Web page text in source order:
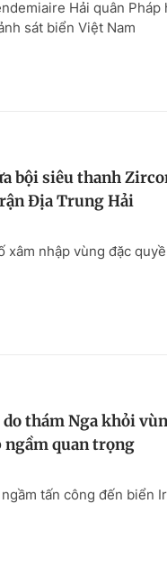
Hải quân Pháp
sát biển Việt Nam
bội siêu thanh
Địa Trung Hải
xâm nhập vùng đặc
thám Nga khỏi
ngầm quan trọng
tấn công đến biển